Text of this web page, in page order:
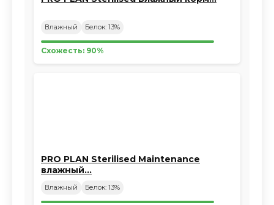
Влажный Белок: 13%
Схожесть: 90%
PRO PLAN Sterilised Maintenance
влажный…
Влажный Белок: 13%